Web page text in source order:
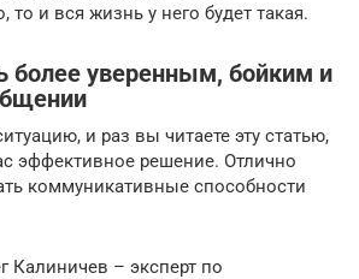
то и вся жизнь у него будет такая.
более уверенным, бойким и
и раз вы читаете эту статью,
эффективное решение. Отлично
коммуникативные способности
Калиничев – эксперт по